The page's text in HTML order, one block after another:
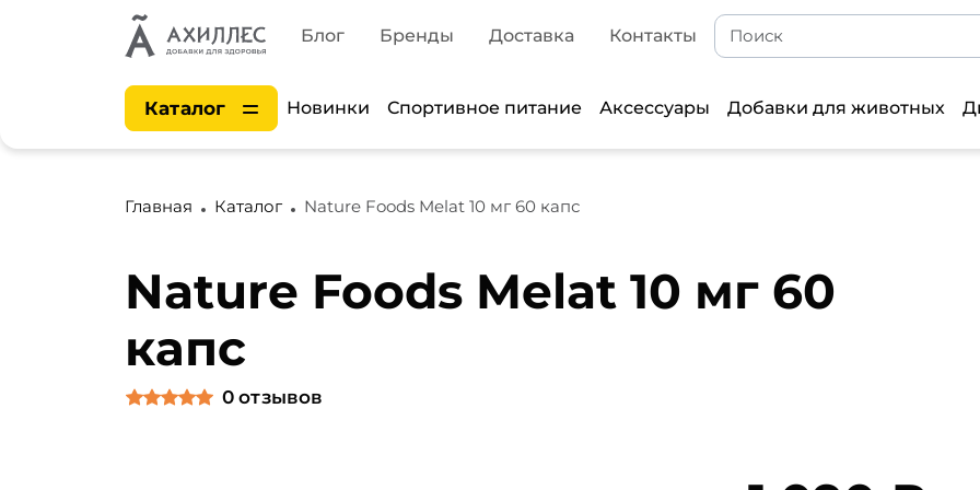
Блог Бренды Доставка Контакты
Каталог Новинки Спортивное питание Аксессуары Добавки для животных
Главная Каталог Nature Foods Melat 10 мг 60 капс
Nature Foods Melat 10 мг 60
капс
0 отзывов